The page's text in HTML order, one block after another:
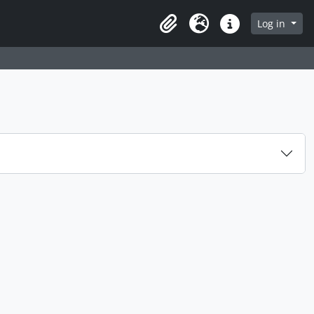
ClipboardLanguageQuick linksLog in